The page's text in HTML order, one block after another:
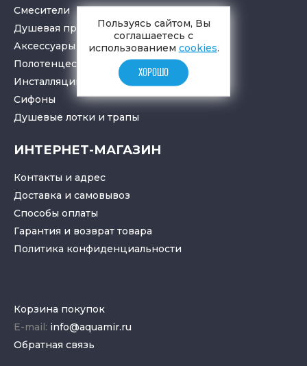
Смесители
Душевая программа
Аксессуары в ванную
Полотенцесушители
Инсталляции для санузлов
Cифоны
Душевые лотки и трапы
ИНТЕРНЕТ-МАГАЗИН
Контакты и адрес
Доставка и самовывоз
Способы оплаты
Гарантия и возврат товара
Политика конфиденциальности
Корзина покупок
E-mail: info@aquamir.ru
Обратная связь
Пользуясь сайтом, Вы
соглашаетесь с
использованием cookies.
ХОРОШО